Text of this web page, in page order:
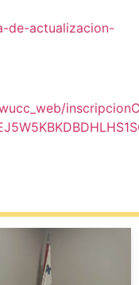
de-actualizacion-